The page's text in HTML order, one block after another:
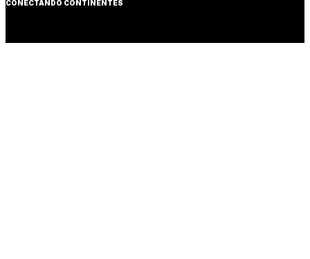
CONECTANDO CONTINENTES